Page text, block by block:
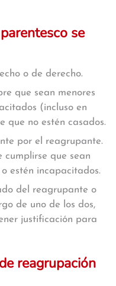
se
o de derecho.
que sean menores
(incluso en
que no estén casados.
por el reagrupante.
cumplirse que sean
estén incapacitados.
del reagrupante o
de uno de los dos,
justificación para
reagrupación